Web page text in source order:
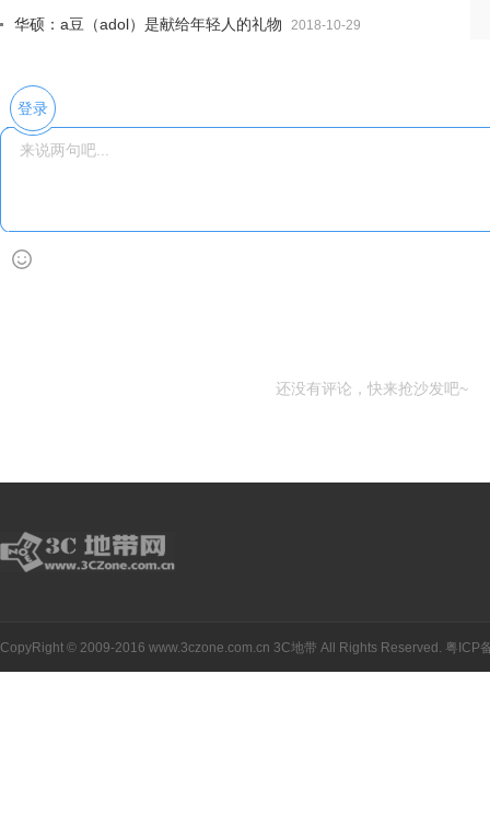
华硕：a豆（adol）是献给年轻人的礼物 2018-10-29
登录
还没有评论，快来抢沙发吧~
CopyRight © 2009-2016 www.3czone.com.cn 3C地带 All Rights Reserved. 粤ICP